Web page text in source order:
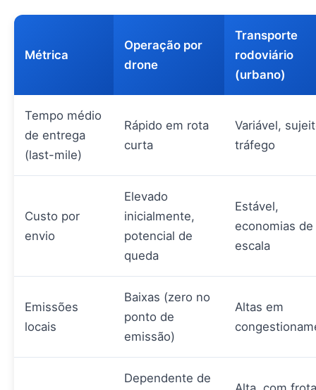
Métrica
Operação por
drone
Transporte
rodoviário
(urbano)
Tempo médio
de entrega
(last-mile)
Rápido em rota
curta
Variável,
tráfego
Custo por
envio
Elevado
inicialmente,
potencial de
queda
Estável,
economias de
escala
Emissões
locais
Baixas (zero no
ponto de
emissão)
Altas em
Dependente de